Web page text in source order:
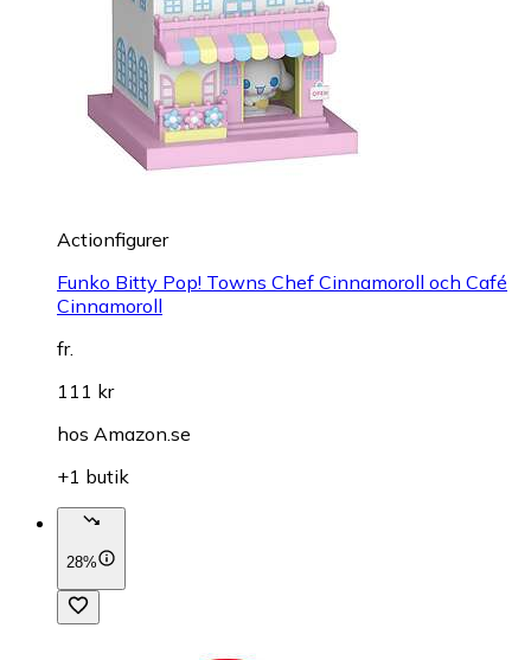
Actionfigurer
Funko Bitty Pop! Towns Chef Cinnamoroll och Café
Cinnamoroll
fr.
111 kr
hos Amazon.se
+1 butik
28%